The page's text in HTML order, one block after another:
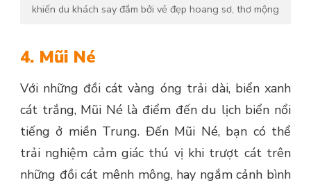
khiến du khách say đắm bởi vẻ đẹp hoang sơ, thơ mộng
4. Mũi Né
Với những đồi cát vàng óng trải dài, biển xanh
cát trắng, Mũi Né là điểm đến du lịch biển nổi
tiếng ở miền Trung. Đến Mũi Né, bạn có thể
trải nghiệm cảm giác thú vị khi trượt cát trên
những đồi cát mênh mông, hay ngắm cảnh bình